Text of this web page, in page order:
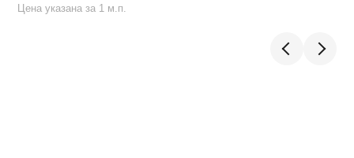
Цена указана за 1 м.п.